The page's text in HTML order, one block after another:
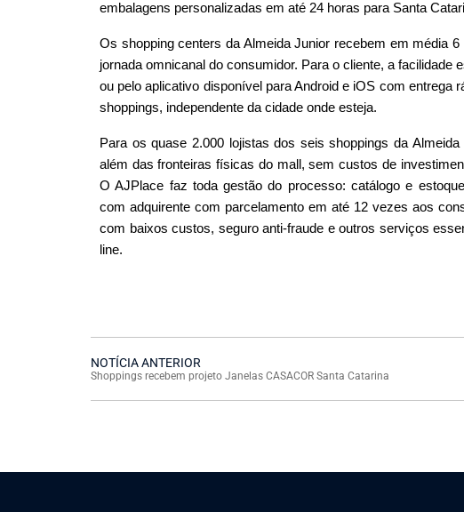
embalagens personalizadas em até 24 horas para Santa
Os shopping centers da Almeida Junior recebem em média
jornada omnicanal do consumidor. Para o cliente, a facilidade
ou pelo aplicativo disponível para Android e iOS com entrega
shoppings, independente da cidade onde esteja.
Para os quase 2.000 lojistas dos seis shoppings da
além das fronteiras físicas do mall, sem custos de
O AJPlace faz toda gestão do processo: catálogo e
com adquirente com parcelamento em até 12 vezes aos
com baixos custos, seguro anti-fraude e outros serviços
line.
NOTÍCIA ANTERIOR
Shoppings recebem projeto Janelas CASACOR Santa Catarina